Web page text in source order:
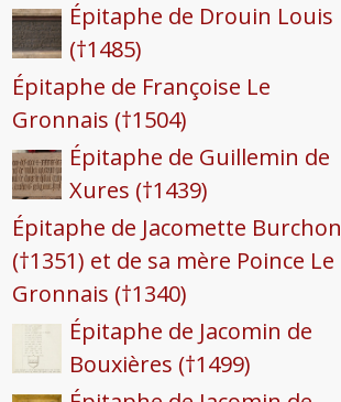
Épitaphe de Drouin Louis
(†1485)
Épitaphe de Françoise Le
Gronnais (†1504)
Épitaphe de Guillemin de
Xures (†1439)
Épitaphe de Jacomette Burchon
(†1351) et de sa mère Poince Le
Gronnais (†1340)
Épitaphe de Jacomin de
Bouxières (†1499)